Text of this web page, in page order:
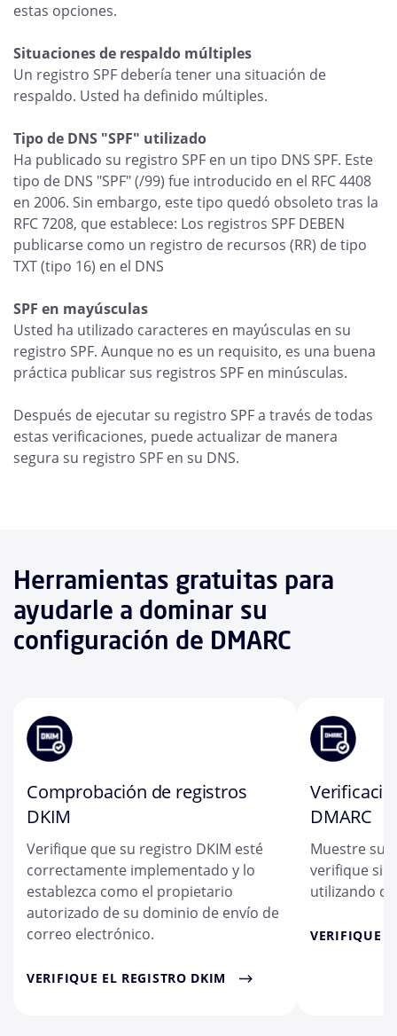
estas opciones.
Situaciones de respaldo múltiples
Un registro SPF debería tener una situación de
respaldo. Usted ha definido múltiples.
Tipo de DNS "SPF" utilizado
Ha publicado su registro SPF en un tipo DNS SPF. Este
tipo de DNS "SPF" (/99) fue introducido en el RFC 4408
en 2006. Sin embargo, este tipo quedó obsoleto tras la
RFC 7208, que establece: Los registros SPF DEBEN
publicarse como un registro de recursos (RR) de tipo
TXT (tipo 16) en el DNS
SPF en mayúsculas
Usted ha utilizado caracteres en mayúsculas en su
registro SPF. Aunque no es un requisito, es una buena
práctica publicar sus registros SPF en minúsculas.
Después de ejecutar su registro SPF a través de todas
estas verificaciones, puede actualizar de manera
segura su registro SPF en su DNS.
Herramientas gratuitas para
ayudarle a dominar su
configuración de DMARC
Comprobación de registros
DKIM
Verifique que su registro DKIM esté
correctamente implementado y lo
establezca como el propietario
autorizado de su dominio de envío de
correo electrónico.
VERIFIQUE EL REGISTRO DKIM
DMARC
Muestre su
verifique si
utilizando
VERIFIQUE